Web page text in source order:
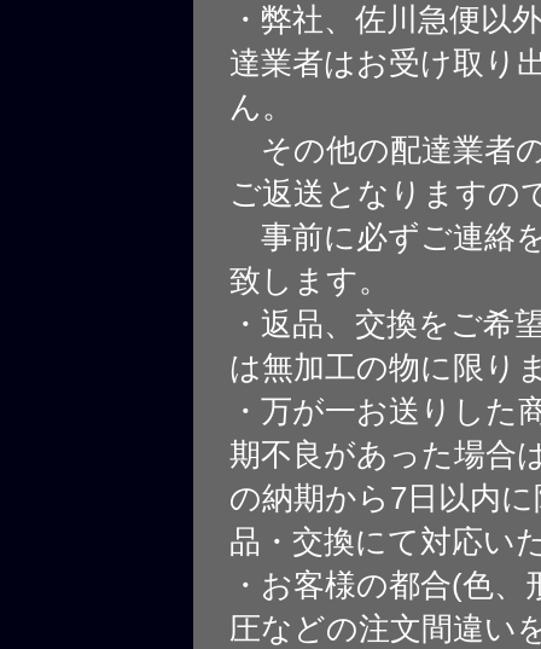
・弊社、佐川急便以
達業者はお受け取り
ん。
その他の配達業者
ご返送となりますの
事前に必ずご連絡
致します。
・返品、交換をご希
は無加工の物に限り
・万が一お送りした
期不良があった場合
の納期から7日以内
品・交換にて対応い
・お客様の都合(色、
圧などの注文間違い